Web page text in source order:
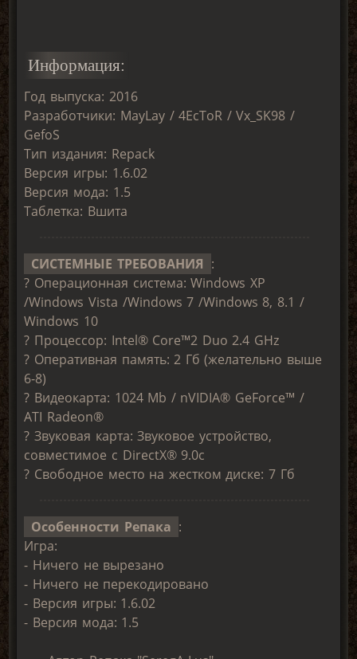
Информация:
Год выпуска: 2016
Разработчики: MayLay / 4EcToR / Vx_SK98 /
GefoS
Тип издания: Repack
Версия игры: 1.6.02
Версия мода: 1.5
Таблетка: Вшита
СИСТЕМНЫЕ ТРЕБОВАНИЯ :
? Операционная система: Windows XP
/Windows Vista /Windows 7 /Windows 8, 8.1 /
Windows 10
? Процессор: Intel® Core™2 Duo 2.4 GHz
? Оперативная память: 2 Гб (желательно выше
6-8)
? Видеокарта: 1024 Mb / nVIDIA® GeForce™ /
ATI Radeon®
? Звуковая карта: Звуковое устройство,
совместимое с DirectX® 9.0с
? Свободное место на жестком диске: 7 Гб
Особенности Репака :
Игра:
- Ничего не вырезано
- Ничего не перекодировано
- Версия игры: 1.6.02
- Версия мода: 1.5